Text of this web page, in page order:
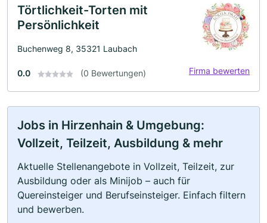
Törtlichkeit-Torten mit
Persönlichkeit
Buchenweg 8, 35321 Laubach
0.0 (0 Bewertungen) Firma bewerten
Jobs in Hirzenhain & Umgebung:
Vollzeit, Teilzeit, Ausbildung & mehr
Aktuelle Stellenangebote in Vollzeit, Teilzeit, zur
Ausbildung oder als Minijob – auch für
Quereinsteiger und Berufseinsteiger. Einfach filtern
und bewerben.